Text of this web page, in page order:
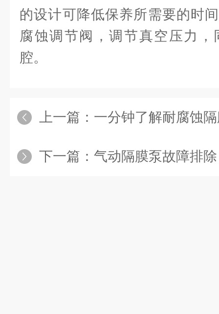
的设计可降低保养所需要的时
腐蚀调节阀，调节真空压力
腔。
上一篇： 一分钟了解耐腐蚀
下一篇： 气动隔膜泵故障排除